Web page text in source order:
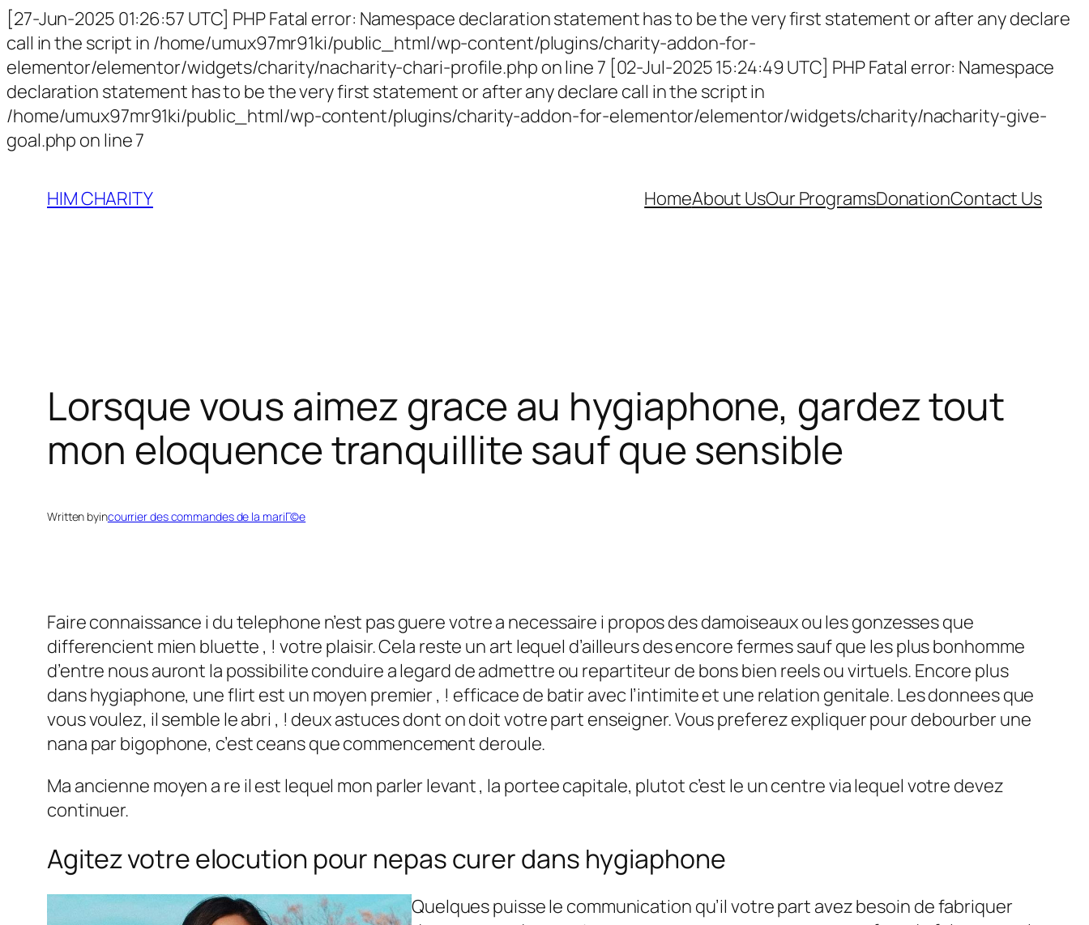
[27-Jun-2025 01:26:57 UTC] PHP Fatal error: Namespace declaration statement has to be the very first statement or after any declare
call in the script in /home/umux97mr91ki/public_html/wp-content/plugins/charity-addon-for-
elementor/elementor/widgets/charity/nacharity-chari-profile.php on line 7 [02-Jul-2025 15:24:49 UTC] PHP Fatal error: Namespace
declaration statement has to be the very first statement or after any declare call in the script in
/home/umux97mr91ki/public_html/wp-content/plugins/charity-addon-for-elementor/elementor/widgets/charity/nacharity-give-
goal.php on line 7
HIM CHARITY HomeAbout UsOur ProgramsDonationContact Us
Lorsque vous aimez grace au hygiaphone, gardez tout
mon eloquence tranquillite sauf que sensible
Written byincourrier des commandes de la mariГ©e
Faire connaissance i du telephone n’est pas guere votre a necessaire i propos des damoiseaux ou les gonzesses que
differencient mien bluette , ! votre plaisir. Cela reste un art lequel d’ailleurs des encore fermes sauf que les plus bonhomme
d’entre nous auront la possibilite conduire a legard de admettre ou repartiteur de bons bien reels ou virtuels. Encore plus
dans hygiaphone, une flirt est un moyen premier , ! efficace de batir avec l’intimite et une relation genitale. Les donnees que
vous voulez, il semble le abri , ! deux astuces dont on doit votre part enseigner. Vous preferez expliquer pour debourber une
nana par bigophone, c’est ceans que commencement deroule.
Ma ancienne moyen a re il est lequel mon parler levant , la portee capitale, plutot c’est le un centre via lequel votre devez
continuer.
Agitez votre elocution pour nepas curer dans hygiaphone
Quelques puisse le communication qu’il votre part avez besoin de fabriquer